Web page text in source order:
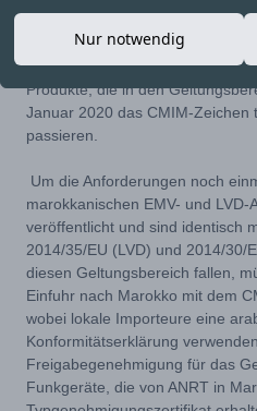
Das marokkanische Ministerium
(MCINET) hat eine
des CMIM marokkanischen
Produkte, die in den
Januar 2020 das CMIM-Zeichen
passieren.
Um die Anforderungen noch
marokkanischen EMV- und
veröffentlicht und sind identisch
2014/35/EU (LVD) und 2014/30/
diesen Geltungsbereich fallen,
Einfuhr nach Marokko mit dem
wobei lokale Importeure eine
Konformitätserklärung
Freigabegenehmigung für das
Funkgeräte, die von ANRT in
Nur notwendig